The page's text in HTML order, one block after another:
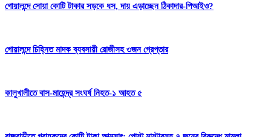
গোয়ালন্দে সোয়া কোটি টাকার সড়কে ধস, দায় এড়াচ্ছেন ঠিকাদার-পিআইও?
গোয়ালন্দে চিহ্নিত মাদক ব্যবসায়ী রোজীসহ ৩জন গ্রেপ্তার
কালুখালীতে বাস-মাহেন্দ্র সংঘর্ষ নিহত-১ আহত ৫